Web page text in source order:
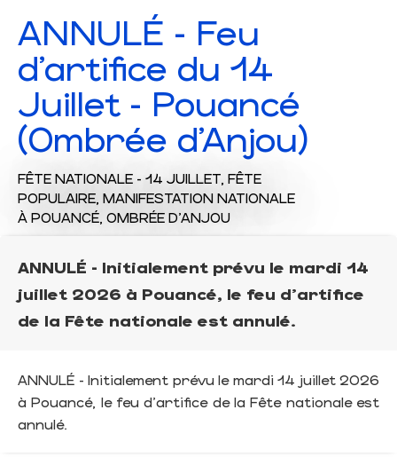
ANNULÉ - Feu
d'artifice du 14
Juillet - Pouancé
(Ombrée d'Anjou)
FÊTE NATIONALE - 14 JUILLET, FÊTE
POPULAIRE, MANIFESTATION NATIONALE
À POUANCÉ, OMBRÉE D'ANJOU
ANNULÉ - Initialement prévu le mardi 14
juillet 2026 à Pouancé, le feu d'artifice
de la Fête nationale est annulé.
ANNULÉ - Initialement prévu le mardi 14 juillet 2026
à Pouancé, le feu d'artifice de la Fête nationale est
annulé.